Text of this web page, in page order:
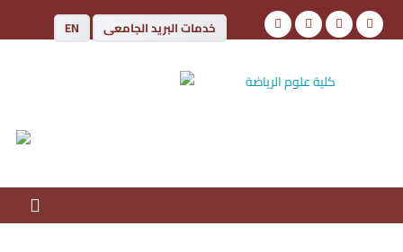
EN خدمات البريد الجامعى
كلية علوم الرياضة
جامعة أسوان